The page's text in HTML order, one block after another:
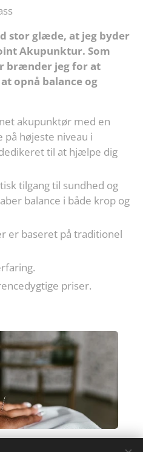
stor glæde, at jeg byder
Akupunktur. Som
brænder jeg for at
opnå balance og
akupunktør med en
højeste niveau i
til at hjælpe dig
tilgang til sundhed og
balance i både krop og
er baseret på traditionel
priser.